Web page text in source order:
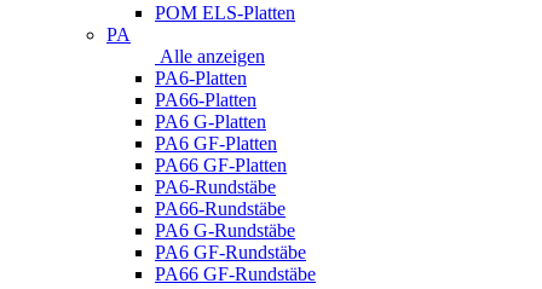
POM ELS-Platten
PA
Alle anzeigen
PA6-Platten
PA66-Platten
PA6 G-Platten
PA6 GF-Platten
PA66 GF-Platten
PA6-Rundstäbe
PA66-Rundstäbe
PA6 G-Rundstäbe
PA6 GF-Rundstäbe
PA66 GF-Rundstäbe